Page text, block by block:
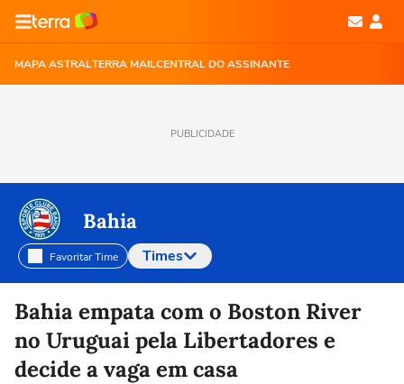
MAPA ASTRALTERRA MAILCENTRAL DO ASSINANTE
PUBLICIDADE
Bahia
Favoritar Time Times
Selecione o time para ver as notícias
Bahia empata com o Boston River
no Uruguai pela Libertadores e
decide a vaga em casa